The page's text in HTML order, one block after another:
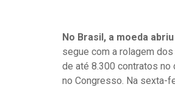
No Brasil, a moeda
segue com a rolagem
de até 8.300 contratos
no Congresso. Na sexta-